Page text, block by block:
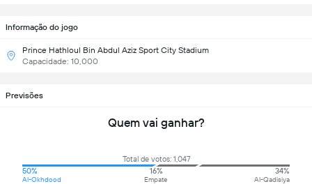
Informação do jogo
Prince Hathloul Bin Abdul Aziz Sport City Stadium
Capacidade: 10,000
Previsões
Quem vai ganhar?
Total de votos: 1,047
50%
Al-Okhdood
16%
Empate
34%
Al-Qadisiya